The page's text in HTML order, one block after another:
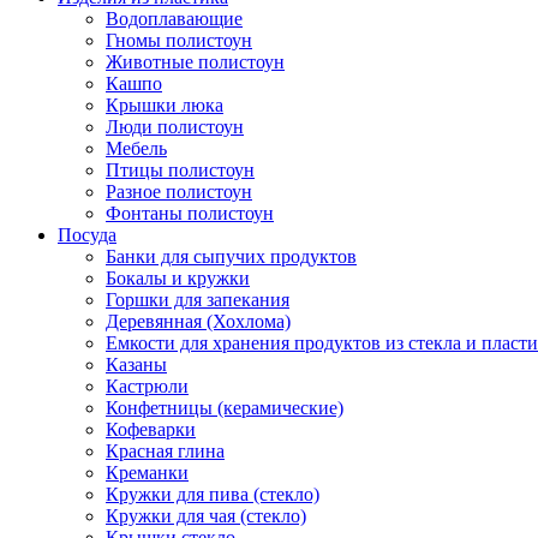
Водоплавающие
Гномы полистоун
Животные полистоун
Кашпо
Крышки люка
Люди полистоун
Мебель
Птицы полистоун
Разное полистоун
Фонтаны полистоун
Посуда
Банки для сыпучих продуктов
Бокалы и кружки
Горшки для запекания
Деревянная (Хохлома)
Емкости для хранения продуктов из стекла и
Казаны
Кастрюли
Конфетницы (керамические)
Кофеварки
Красная глина
Креманки
Кружки для пива (стекло)
Кружки для чая (стекло)